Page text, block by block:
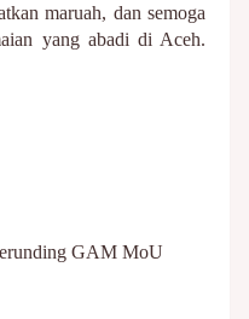
maruah, dan semoga
yang abadi di Aceh.
GAM MoU